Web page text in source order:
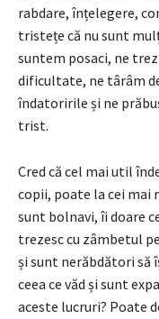
rabdare, înțelegere,
tristețe că nu sunt
suntem posaci, ne
dificultate, ne târâm
îndatoririle și ne
trist.
Cred că cel mai util
copii, poate la cei mai
sunt bolnavi, îi doare
trezesc cu zâmbetul
și sunt nerăbdători să
ceea ce văd și sunt
aceste lucruri? Poate